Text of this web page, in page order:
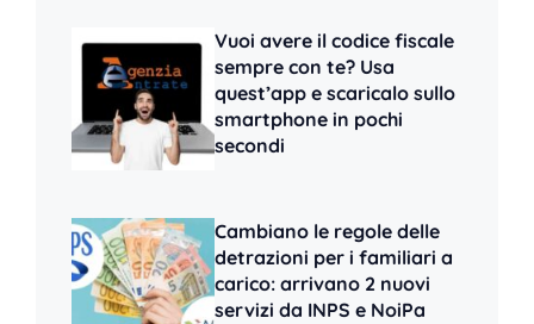
Vuoi avere il codice fiscale
sempre con te? Usa
quest’app e scaricalo sullo
smartphone in pochi
secondi
Cambiano le regole delle
detrazioni per i familiari a
carico: arrivano 2 nuovi
servizi da INPS e NoiPa